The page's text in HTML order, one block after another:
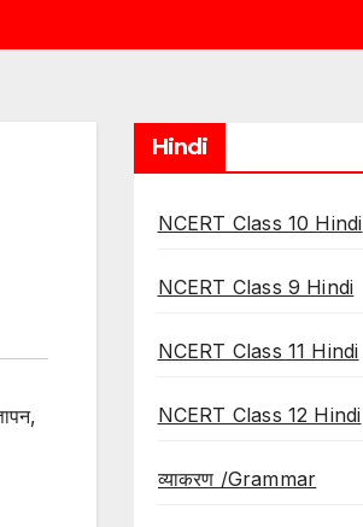
,
Hindi
NCERT Class 10 Hindi
NCERT Class 9 Hindi
NCERT Class 11 Hindi
NCERT Class 12 Hindi
व्याकरण /Grammar